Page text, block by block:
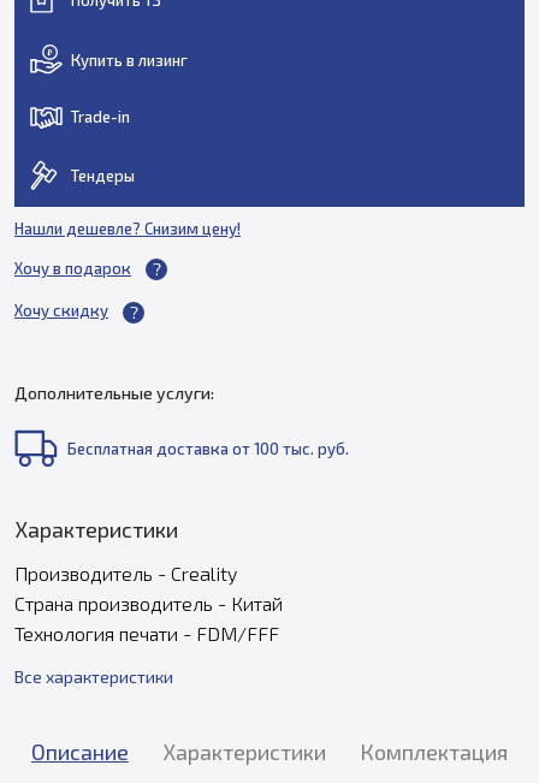
Купить в лизинг
Trade-in
Тендеры
Нашли дешевле? Снизим цену!
Хочу в подарок
Хочу скидку
Дополнительные услуги:
Бесплатная доставка от 100 тыс. руб.
Характеристики
Производитель - Creality
Страна производитель - Китай
Технология печати - FDM/FFF
Все характеристики
Описание Характеристики Комплектация